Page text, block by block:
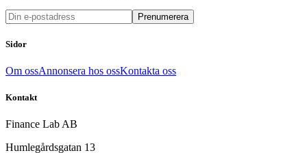
Prenumerera
Sidor
Om ossAnnonsera hos ossKontakta oss
Kontakt
Finance Lab AB
Humlegårdsgatan 13